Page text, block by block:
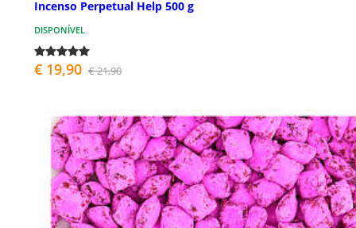
Incenso Perpetual Help 500 g
DISPONÍVEL
€ 19,90 € 21,90